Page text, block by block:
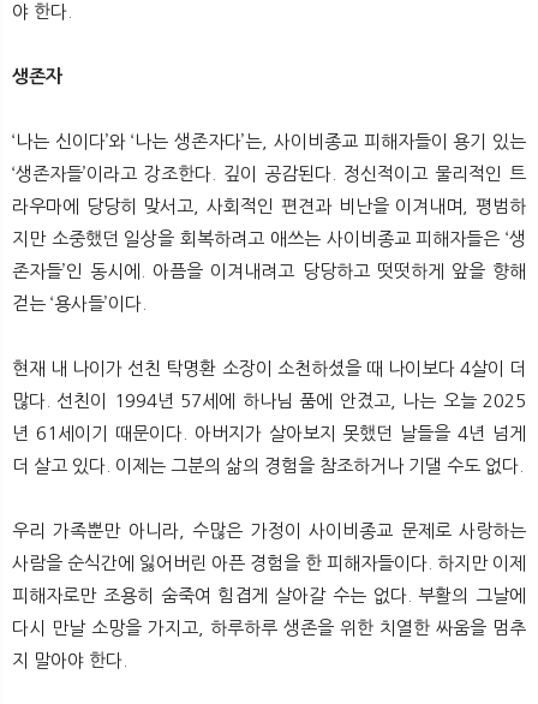
야 한다.
생존자
‘나는 신이다’와 ‘나는 생존자다’는, 사이비종교 피해자들이 용기 있는
‘생존자들’이라고 강조한다. 깊이 공감된다. 정신적이고 물리적인 트
라우마에 당당히 맞서고, 사회적인 편견과 비난을 이겨내며, 평범하
지만 소중했던 일상을 회복하려고 애쓰는 사이비종교 피해자들은 ‘생
존자들’인 동시에. 아픔을 이겨내려고 당당하고 떳떳하게 앞을 향해
걷는 ‘용사들’이다.
현재 내 나이가 선친 탁명환 소장이 소천하셨을 때 나이보다 4살이 더
많다. 선친이 1994년 57세에 하나님 품에 안겼고, 나는 오늘 2025
년 61세이기 때문이다. 아버지가 살아보지 못했던 날들을 4년 넘게
더 살고 있다. 이제는 그분의 삶의 경험을 참조하거나 기댈 수도 없다.
우리 가족뿐만 아니라, 수많은 가정이 사이비종교 문제로 사랑하는
사람을 순식간에 잃어버린 아픈 경험을 한 피해자들이다. 하지만 이제
피해자로만 조용히 숨죽여 힘겹게 살아갈 수는 없다. 부활의 그날에
다시 만날 소망을 가지고, 하루하루 생존을 위한 치열한 싸움을 멈추
지 말아야 한다.